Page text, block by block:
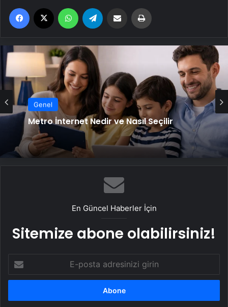
Facebook WhatsApp Email'den paylaş
Genel
Metro İnternet Nedir ve Nasıl Seçilir
En Güncel Haberler İçin
Sitemize abone olabilirsiniz!
posta
adresinizi